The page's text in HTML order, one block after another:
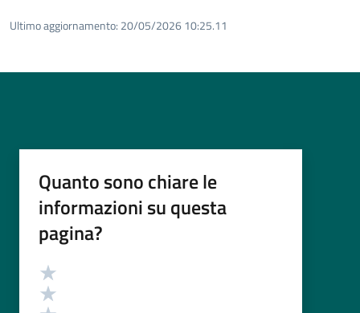
Ultimo aggiornamento: 20/05/2026 10:25.11
Quanto sono chiare le
informazioni su questa
pagina?
Valutazione